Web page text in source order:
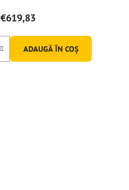
€619,83
ADAUGĂ ÎN COŞ